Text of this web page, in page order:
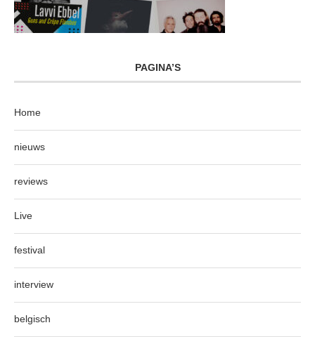
PAGINA’S
Home
nieuws
reviews
Live
festival
interview
belgisch